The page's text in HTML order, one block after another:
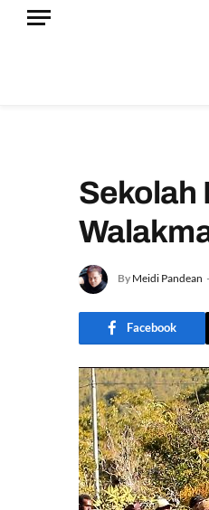
Sekolah
By Meidi Pandean
Facebook